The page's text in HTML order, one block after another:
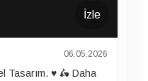
İzle
06.05.2026
Tasarım. ♥️ 🛵 Daha